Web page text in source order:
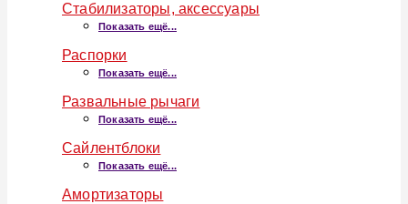
Стабилизаторы, аксессуары
Показать ещё...
Распорки
Показать ещё...
Развальные рычаги
Показать ещё...
Сайлентблоки
Показать ещё...
Амортизаторы